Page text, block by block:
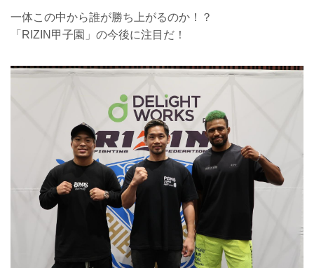
一体この中から誰が勝ち上がるのか！？
「RIZIN甲子園」の今後に注目だ！